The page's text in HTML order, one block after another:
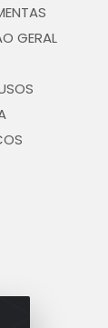
GERAL